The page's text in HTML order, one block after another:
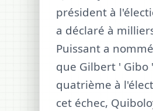
président à
a déclaré à
Puissant a
que Gilbert ' Gibo
quatrième à
cet échec,